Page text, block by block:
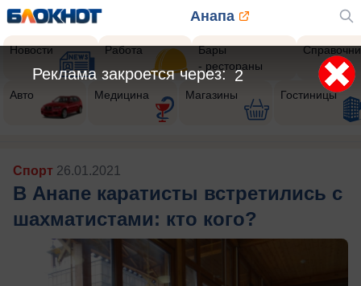
Анапа
Новости Работа
Бары
- рестораны
Авто Медицина Магазины Гостиницы
Спорт 26.01.2021
В Анапе каратисты встретились с
шахматистами: кто кого?